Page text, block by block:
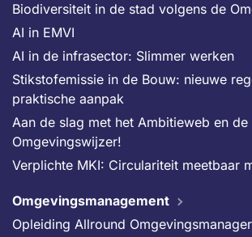
Biodiversiteit in de stad volgens de
AI in EMVI
AI in de infrasector: Slimmer werken
Stikstofemissie in de Bouw: nieuwe
praktische aanpak
Aan de slag met het Ambitieweb en de
Omgevingswijzer!
Verplichte MKI: Circulariteit meetbaar
Omgevingsmanagement
Opleiding Allround